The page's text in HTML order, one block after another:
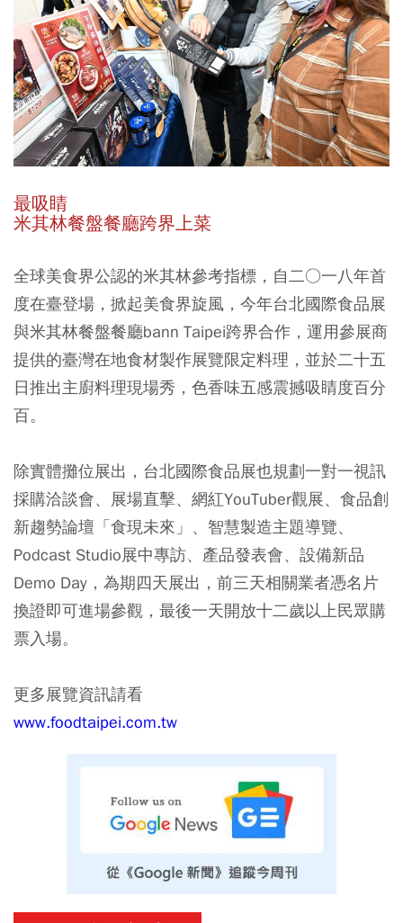
最吸睛
米其林餐盤餐廳跨界上菜
全球美食界公認的米其林參考指標，自二○一八年首
度在臺登場，掀起美食界旋風，今年台北國際食品展
與米其林餐盤餐廳bann Taipei跨界合作，運用參展商
提供的臺灣在地食材製作展覽限定料理，並於二十五
日推出主廚料理現場秀，色香味五感震撼吸睛度百分
百。
除實體攤位展出，台北國際食品展也規劃一對一視訊
採購洽談會、展場直擊、網紅YouTuber觀展、食品創
新趨勢論壇「食現未來」、智慧製造主題導覽、
Podcast Studio展中專訪、產品發表會、設備新品
Demo Day，為期四天展出，前三天相關業者憑名片
換證即可進場參觀，最後一天開放十二歲以上民眾購
票入場。
更多展覽資訊請看
www.foodtaipei.com.tw